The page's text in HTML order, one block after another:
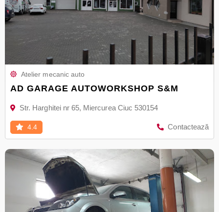
Atelier mecanic auto
AD GARAGE AUTOWORKSHOP S&M
Str. Harghitei nr 65, Miercurea Ciuc 530154
4.4 Contactează